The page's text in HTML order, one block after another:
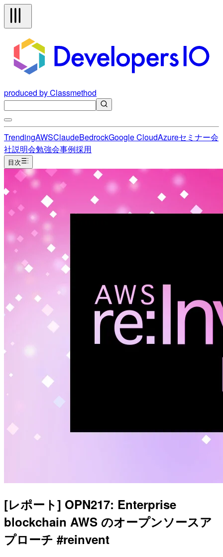
produced by Classmethod
TrendingAWSClaudeBedrockGoogle CloudAzureセミナー会
社説明会勉強会事例採用
目次
[レポート] OPN217: Enterprise
blockchain AWS のオープンソースア
プローチ #reinvent